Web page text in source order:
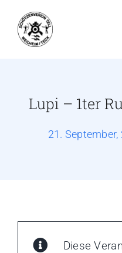
Inhalt
springen
Schießbetrieb
Lupi – 1ter
21. September,
Diese